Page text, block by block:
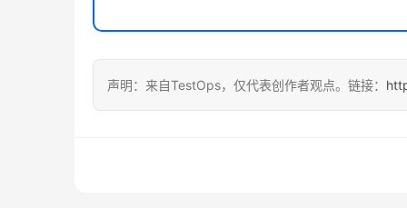
声明：来自TestOps，仅代表创作者观点。链接：